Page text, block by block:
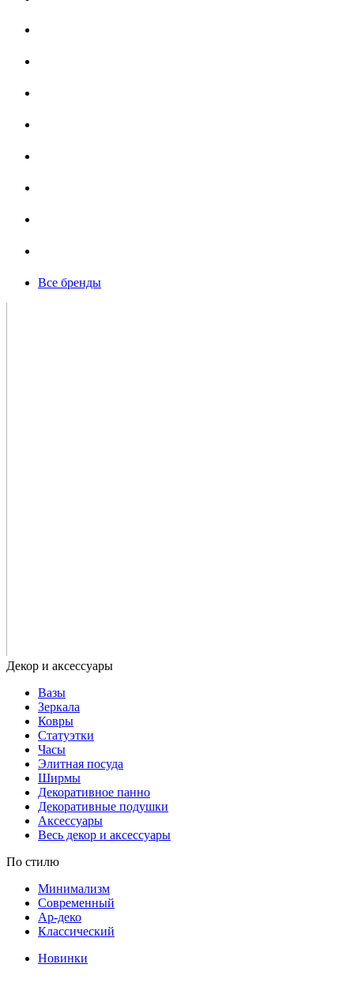
Вазы
Зеркала
Ковры
Статуэтки
Часы
Элитная посуда
Ширмы
Декоративное панно
Декоративные подушки
Аксессуары